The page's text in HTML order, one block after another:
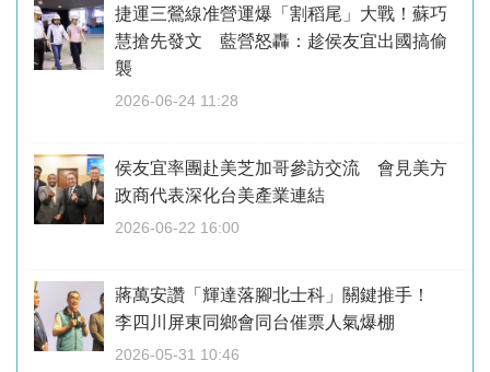
捷運三鶯線准營運爆「割稻尾」大戰！蘇巧
慧搶先發文 藍營怒轟：趁侯友宜出國搞偷
襲
2026-06-24 11:28
侯友宜率團赴美芝加哥參訪交流 會見美方
政商代表深化台美產業連結
2026-06-22 16:00
蔣萬安讚「輝達落腳北士科」關鍵推手！
李四川屏東同鄉會同台催票人氣爆棚
2026-05-31 10:46